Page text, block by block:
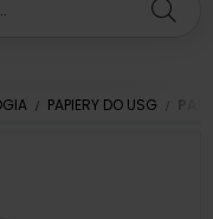
PAPIERY DO USG